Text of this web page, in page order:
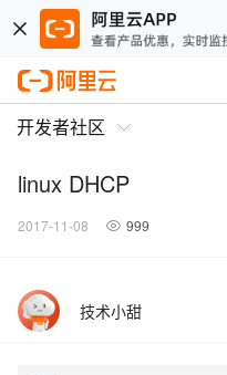
开发者社区
linux DHCP
2017-11-08 999
技术小甜